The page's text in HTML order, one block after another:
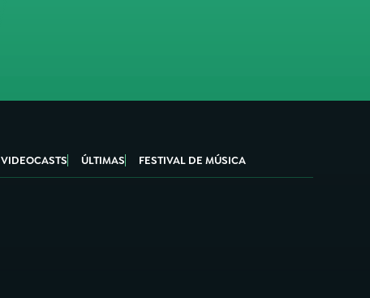
VIDEOCASTS ÚLTIMAS FESTIVAL DE MÚSICA